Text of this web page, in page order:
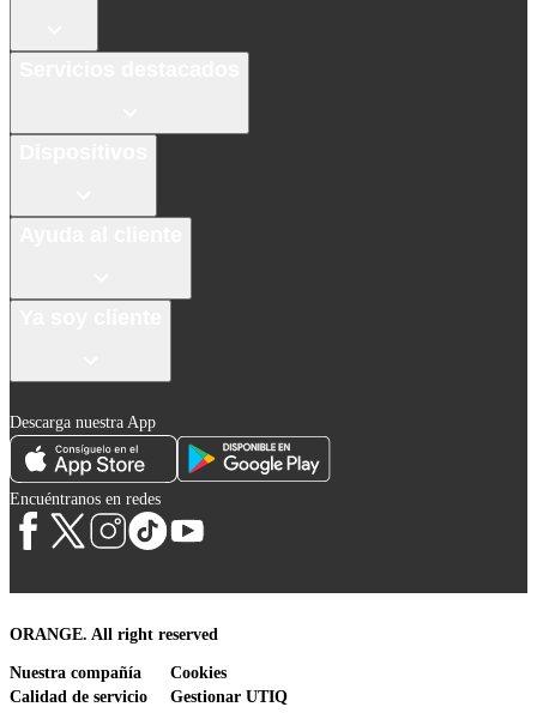
Descarga nuestra App
Encuéntranos en redes
ORANGE. All right reserved
Nuestra compañía
Calidad de servicio
Cookies
Gestionar UTIQ